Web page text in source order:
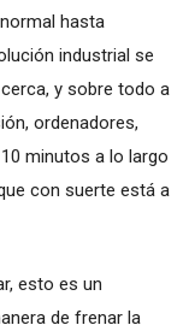
hasta
industrial se
y sobre todo a
ordenadores,
minutos a lo largo
con suerte está a
esto es un
de frenar la